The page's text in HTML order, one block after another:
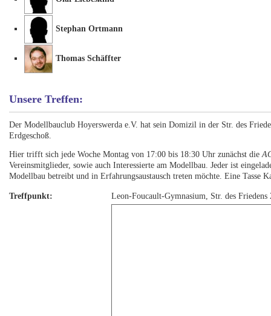
Stephan Ortmann
Thomas Schäffter
Unsere Treffen:
Der Modellbauclub Hoyerswerda e.V. hat sein Domizil in der Str. des
Erdgeschoß.
Hier trifft sich jede Woche Montag von 17:00 bis 18:30 Uhr zunächst die
Vereinsmitglieder, sowie auch Interessierte am Modellbau. Jeder ist
Modellbau betreibt und in Erfahrungsaustausch treten möchte. Eine Tasse
Treffpunkt: Leon-Foucault-Gymnasium, Str. des Friedens